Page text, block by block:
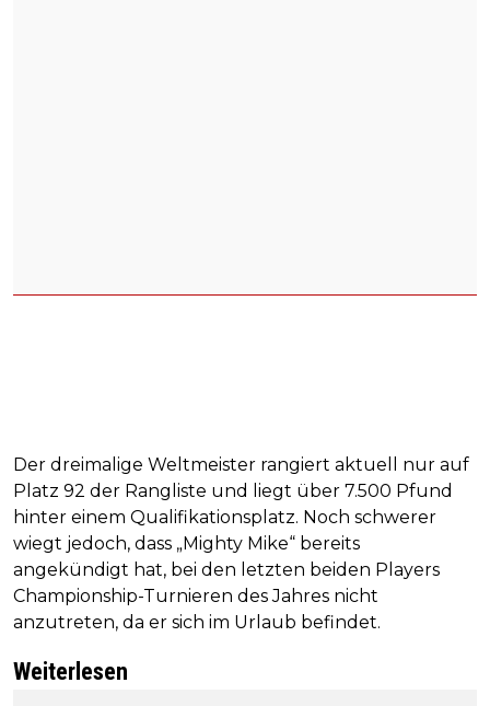
Der dreimalige Weltmeister rangiert aktuell nur auf
Platz 92 der Rangliste und liegt über 7.500 Pfund
hinter einem Qualifikationsplatz. Noch schwerer
wiegt jedoch, dass „Mighty Mike“ bereits
angekündigt hat, bei den letzten beiden Players
Championship-Turnieren des Jahres nicht
anzutreten, da er sich im Urlaub befindet.
Weiterlesen